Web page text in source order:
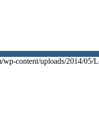
wp-content/uploads/2014/05/